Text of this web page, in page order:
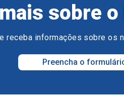
sobre
receba informações sobre os
Preencha o